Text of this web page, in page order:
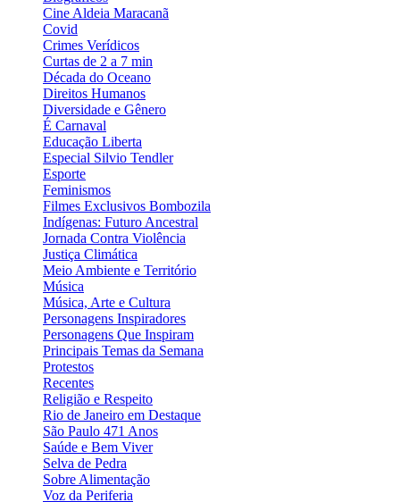
Cine Aldeia Maracanã
Covid
Crimes Verídicos
Curtas de 2 a 7 min
Década do Oceano
Direitos Humanos
Diversidade e Gênero
É Carnaval
Educação Liberta
Especial Silvio Tendler
Esporte
Feminismos
Filmes Exclusivos Bombozila
Indígenas: Futuro Ancestral
Jornada Contra Violência
Justiça Climática
Meio Ambiente e Território
Música
Música, Arte e Cultura
Personagens Inspiradores
Personagens Que Inspiram
Principais Temas da Semana
Protestos
Recentes
Religião e Respeito
Rio de Janeiro em Destaque
São Paulo 471 Anos
Saúde e Bem Viver
Selva de Pedra
Sobre Alimentação
Voz da Periferia